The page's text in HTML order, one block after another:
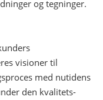
og tegninger.
visioner til
med nutidens
den kvalitets-